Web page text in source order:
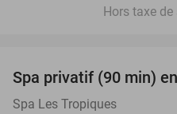
Hors taxe
Spa privatif (90 min)
Spa Les Tropiques